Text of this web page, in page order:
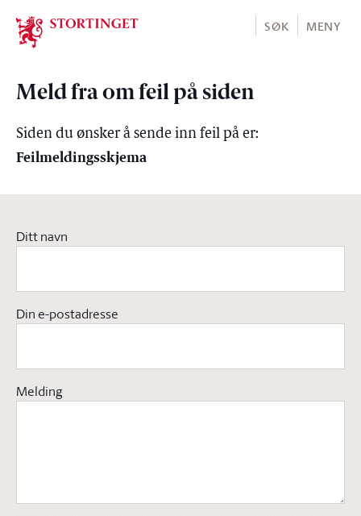
Stortinget.no
SØK MENY
Meld fra om feil på siden
Siden du ønsker å sende inn feil på er:
Feilmeldingsskjema
Ditt navn
Din e-postadresse
Melding